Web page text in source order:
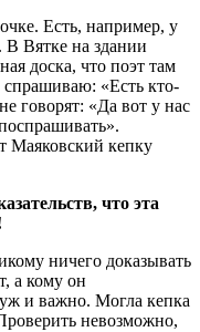
Есть, например, у
В Вятке на здании
доска, что поэт там
«Есть кто-
говорят: «Да вот у нас
Маяковский кепку
что эта
ничего доказывать
а кому он
и важно. Могла кепка
невозможно,